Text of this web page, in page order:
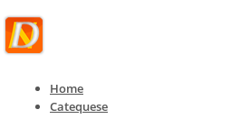
Home
Catequese